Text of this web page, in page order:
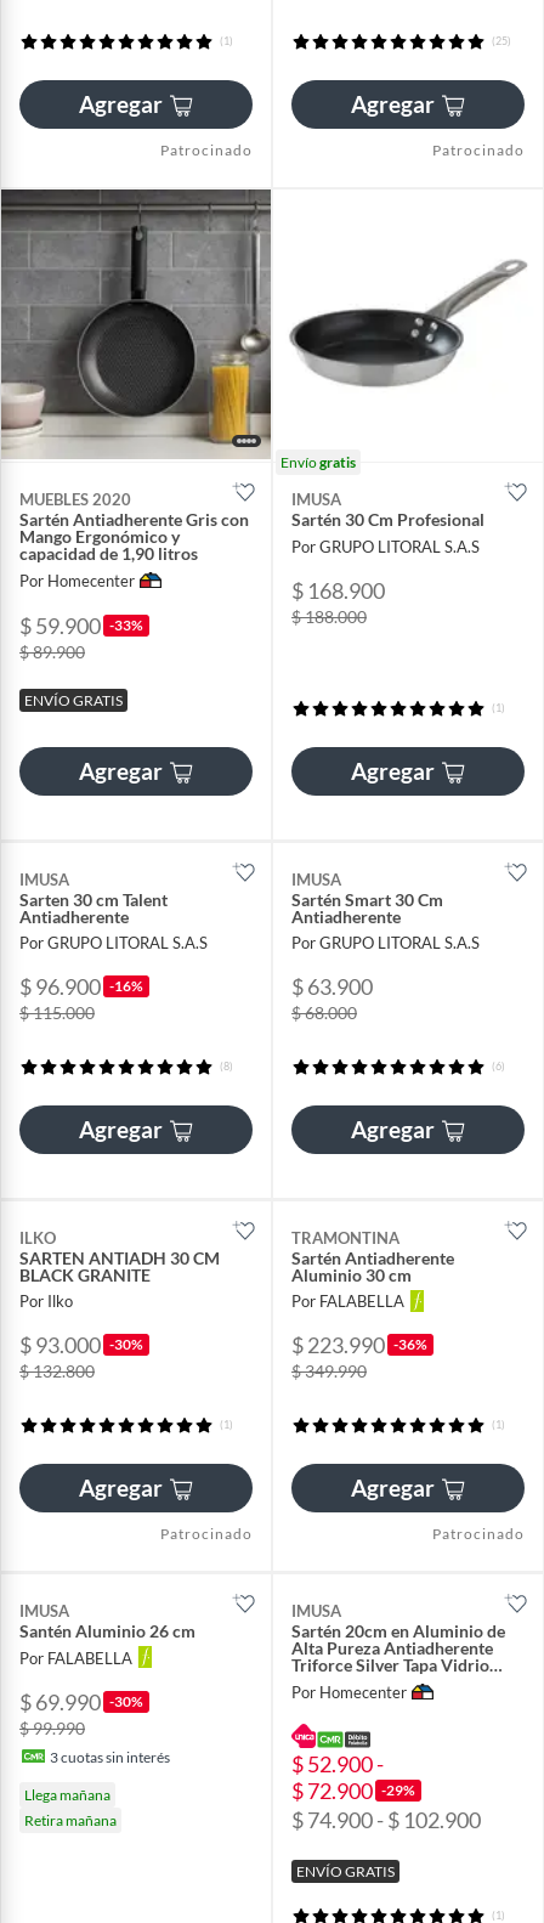
(1)
Agregar
Patrocinado
(25)
Agregar
Patrocinado
MUEBLES 2020
Sartén Antiadherente Gris con
Mango Ergonómico y
capacidad de 1,90 litros
Por Homecenter
$ 59.900 -33%
$ 89.900
ENVÍO GRATIS
Agregar
Envíogratis
IMUSA
Sartén 30 Cm Profesional
Por GRUPO LITORAL S.A.S
$ 168.900
$ 188.000
(1)
Agregar
IMUSA
Sarten 30 cm Talent
Antiadherente
Por GRUPO LITORAL S.A.S
$ 96.900 -16%
$ 115.000
(8)
Agregar
IMUSA
Sartén Smart 30 Cm
Antiadherente
Por GRUPO LITORAL S.A.S
$ 63.900
$ 68.000
(6)
Agregar
ILKO
SARTEN ANTIADH 30 CM
BLACK GRANITE
Por Ilko
$ 93.000 -30%
$ 132.800
(1)
Agregar
Patrocinado
TRAMONTINA
Sartén Antiadherente
Aluminio 30 cm
Por FALABELLA
$ 223.990 -36%
$ 349.990
(1)
Agregar
Patrocinado
IMUSA
Santén Aluminio 26 cm
Por FALABELLA
$ 69.990 -30%
$ 99.990
3cuotas sin interés
Llega mañana
Retira mañana
IMUSA
Sartén 20cm en Aluminio de
Alta Pureza Antiadherente
Triforce Silver Tapa Vidrio
Easy Cook Negro con
Termoseñal, Mango Efecto
Por Homecenter
$ 52.900 -
$ 72.900 -29%
$ 74.900 - $ 102.900
ENVÍO GRATIS
(1)